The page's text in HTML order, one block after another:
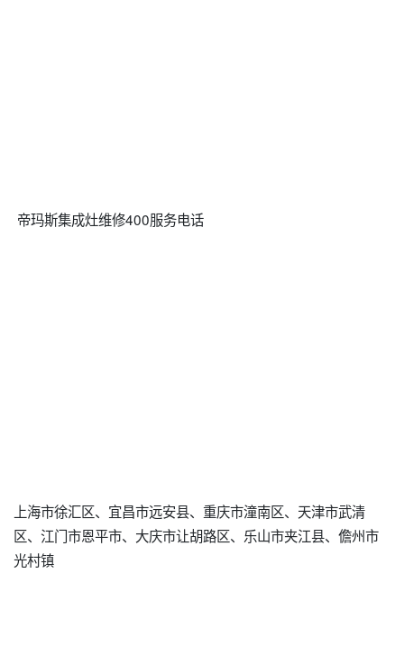
帝玛斯集成灶维修400服务电话
上海市徐汇区、宜昌市远安县、重庆市潼南区、天津市武清
区、江门市恩平市、大庆市让胡路区、乐山市夹江县、儋州市
光村镇